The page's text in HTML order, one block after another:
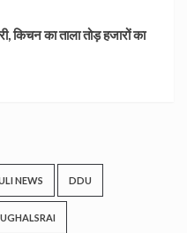
किचन का ताला तोड़ हजारों का
NEWS DDU